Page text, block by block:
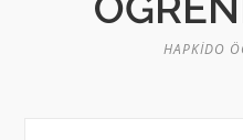
HAPKIDO